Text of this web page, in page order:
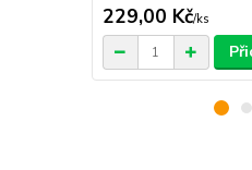
229,00 Kč/ks